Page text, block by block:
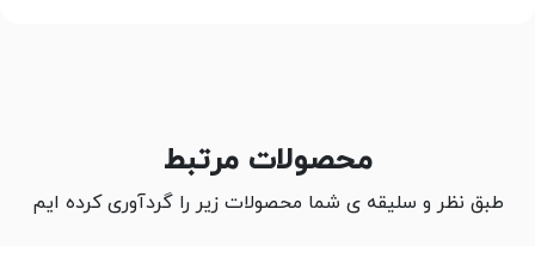
محصولات مرتبط
طبق نظر و سلیقه ی شما محصولات زیر را گردآوری کرده ایم